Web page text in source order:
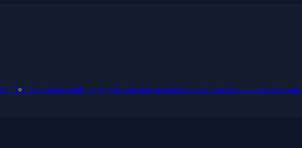
F.Z.CЗахватывающий досуг для азартных игроков со всей планеты — слот-